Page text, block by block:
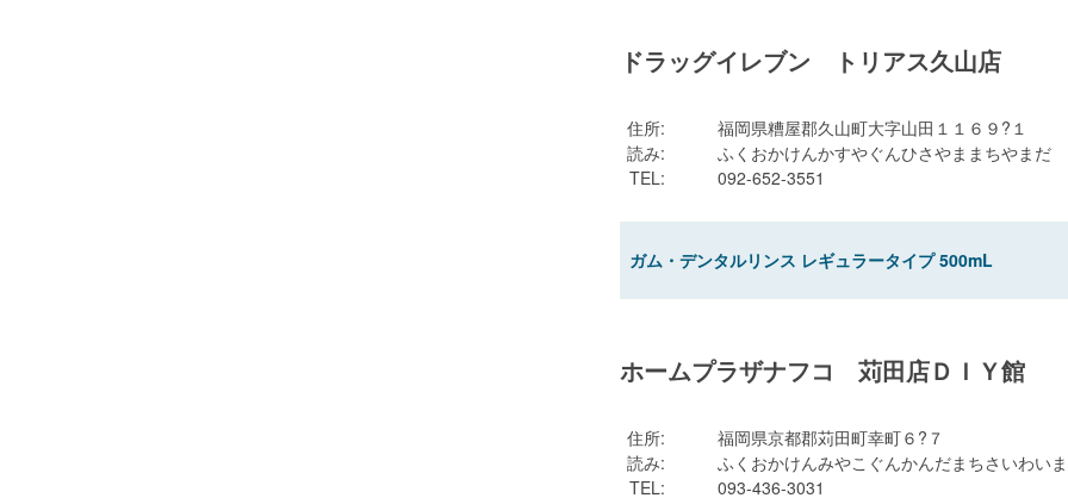
ドラッグイレブン トリアス久山店
住所:
福岡県糟屋郡久山町大字山田１１６９?１
読み:
ふくおかけんかすやぐんひさやままちやまだ
TEL: 092-652-3551
ガム・デンタルリンス レギュラータイプ 500mL
ホームプラザナフコ 苅田店ＤＩＹ館
住所:
福岡県京都郡苅田町幸町６?７
読み:
ふくおかけんみやこぐんかんだまちさいわい
TEL: 093-436-3031